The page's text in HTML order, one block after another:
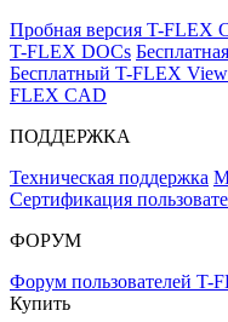
Пробная версия T-FLEX
T-FLEX DOCs
Бесплатный T-FLEX
FLEX CAD
ПОДДЕРЖКА
Техническая поддержка
Сертификация
ФОРУМ
Форум пользователей T-
Купить